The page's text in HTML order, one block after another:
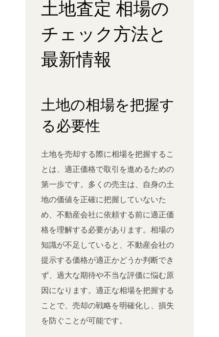
土地査定 相場の
チェック方法と
最新情報
土地の相場を把握す
る必要性
土地を売却する際に相場を把握するこ
とは、適正価格で取引を進めるための
第一歩です。多くの売主は、自身の土
地の価値を正確に把握していないた
め、不動産会社に依頼する前に適正価
格を理解する必要があります。相場の
知識が不足していると、不動産会社の
提示する価格が適正かどうか判断でき
ず、過大な期待や不当な評価に悩む原
因になります。適正な相場を把握する
ことで、売却の戦略を明確化し、損失
を防ぐことが可能です。